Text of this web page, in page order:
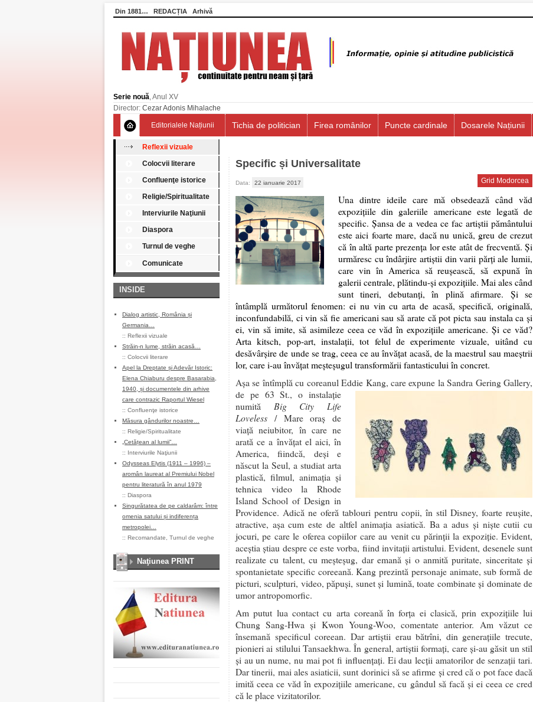
Din 1881… REDACȚIA Arhivă
Serie nouă, Anul XV
Director: Cezar Adonis Mihalache
Editorialele Națiunii Tichia de politician Firea românilor Puncte cardinale Dosarele Națiunii
Reflexii vizuale
Colocvii literare
Confluenţe istorice
Religie/Spiritualitate
Interviurile Naţiunii
Diaspora
Turnul de veghe
Comunicate
INSIDE
Dialog artistic, România și
Germania…
:: Reflexii vizuale
Străin-n lume, străin acasă…
:: Colocvii literare
Apel la Dreptate și Adevăr Istoric:
Elena Chiaburu despre Basarabia,
1940, și documentele din arhive
care contrazic Raportul Wiesel
:: Confluenţe istorice
Măsura gândurilor noastre…
:: Religie/Spiritualitate
„Cetățean al lumii”…
:: Interviurile Naţiunii
Odysseas Elytis (1911 – 1996) –
aromân laureat al Premiului Nobel
pentru literatură în anul 1979
:: Diaspora
Singurătatea de pe caldarâm: între
omenia satului și indiferența
metropolei…
:: Recomandate Turnul de veghe
Naţiunea PRINT
Specific și Universalitate
Data: 22 ianuarie 2017 Grid Modorcea
Una dintre ideile care mă obsedează când văd
expozițiile din galeriile americane este legată de
specific. Șansa de a vedea ce fac artiștii pământului
este aici foarte mare, dacă nu unică, greu de crezut
că în altă parte prezența lor este atât de frecventă. Și
urmăresc cu îndârjire artiștii din varii părți ale lumii,
care vin în America să reușească, să expună în
galerii centrale, plătindu-și expozițiile. Mai ales când
sunt tineri, debutanți, în plină afirmare. Și se
întâmplă următorul fenomen: ei nu vin cu arta de acasă, specifică, originală,
inconfundabilă, ci vin să fie americani sau să arate că pot picta sau instala ca și
ei, vin să imite, să asimileze ceea ce văd în expozițiile americane. Și ce văd?
Arta kitsch, pop-art, instalații, tot felul de experimente vizuale, uitând cu
desăvârșire de unde se trag, ceea ce au învățat acasă, de la maestrul sau maeștrii
lor, care i-au învățat meșteșugul transformării fantasticului în concret.
Așa se întîmplă cu coreanul Eddie Kang, care expune la Sandra Gering Gallery,
de pe 63 St., o instalație
numită Big City Life
Loveless / Mare oraș de
viață neiubitor, în care ne
arată ce a învățat el aici, în
America, fiindcă, deși e
născut la Seul, a studiat arta
plastică, filmul, animația și
tehnica video la Rhode
Island School of Design in
Providence. Adică ne oferă tablouri pentru copii, în stil Disney, foarte reușite,
atractive, așa cum este de altfel animația asiatică. Ba a adus și niște cutii cu
jocuri, pe care le oferea copiilor care au venit cu părinții la expoziție. Evident,
aceștia știau despre ce este vorba, fiind invitații artistului. Evident, desenele sunt
realizate cu talent, cu meșteșug, dar emană și o anmită puritate, sinceritate și
spontanietate specific coreeană. Kang prezintă personaje animate, sub formă de
picturi, sculpturi, video, păpuși, sunet și lumină, toate combinate și dominate de
umor antropomorfic.
Am putut lua contact cu arta coreană în forța ei clasică, prin expozițiile lui
Chung Sang-Hwa și Kwon Young-Woo, comentate anterior. Am văzut ce
însemană specificul coreean. Dar artiștii erau bătrîni, din generațiile trecute,
pionieri ai stilului Tansaekhwa. În general, artiștii formați, care și-au găsit un stil
și au un nume, nu mai pot fi influențați. Ei dau lecții amatorilor de senzații tari.
Dar tinerii, mai ales asiaticii, sunt dorinici să se afirme și cred că o pot face dacă
imită ceea ce văd în expozițiile americane, cu gândul să facă și ei ceea ce cred
că le place vizitatorilor.